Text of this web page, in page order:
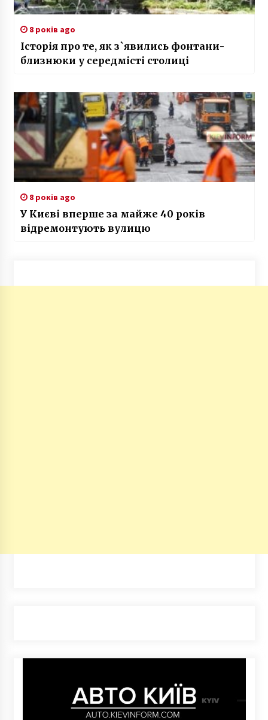
8 років ago
Історія про те, як з`явились фонтани-
близнюки у середмісті столиці
8 років ago
У Києві вперше за майже 40 років
відремонтують вулицю